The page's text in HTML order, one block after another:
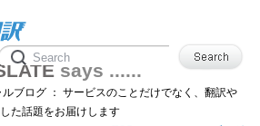
says ......
ルブログ ： サービスのことだけでなく、翻訳や
た話題をお届けします